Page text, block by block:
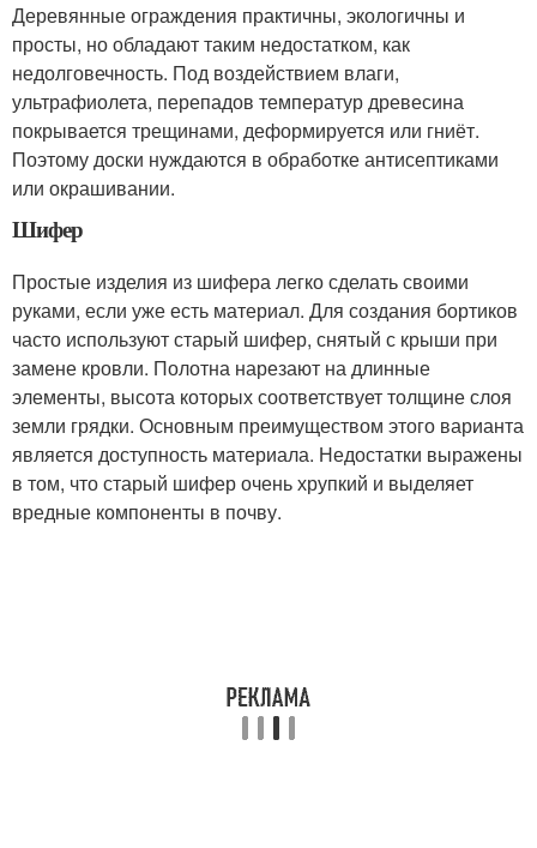
Деревянные ограждения практичны, экологичны и
просты, но обладают таким недостатком, как
недолговечность. Под воздействием влаги,
ультрафиолета, перепадов температур древесина
покрывается трещинами, деформируется или гниёт.
Поэтому доски нуждаются в обработке антисептиками
или окрашивании.
Шифер
Простые изделия из шифера легко сделать своими
руками, если уже есть материал. Для создания бортиков
часто используют старый шифер, снятый с крыши при
замене кровли. Полотна нарезают на длинные
элементы, высота которых соответствует толщине слоя
земли грядки. Основным преимуществом этого варианта
является доступность материала. Недостатки выражены
в том, что старый шифер очень хрупкий и выделяет
вредные компоненты в почву.